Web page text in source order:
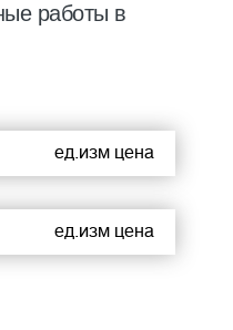
работы в
ед.изм цена
ед.изм цена